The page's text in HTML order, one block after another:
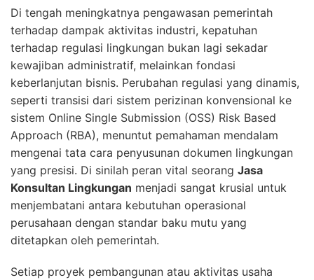
Di tengah meningkatnya pengawasan pemerintah
terhadap dampak aktivitas industri, kepatuhan
terhadap regulasi lingkungan bukan lagi sekadar
kewajiban administratif, melainkan fondasi
keberlanjutan bisnis. Perubahan regulasi yang dinamis,
seperti transisi dari sistem perizinan konvensional ke
sistem Online Single Submission (OSS) Risk Based
Approach (RBA), menuntut pemahaman mendalam
mengenai tata cara penyusunan dokumen lingkungan
yang presisi. Di sinilah peran vital seorang Jasa
Konsultan Lingkungan menjadi sangat krusial untuk
menjembatani antara kebutuhan operasional
perusahaan dengan standar baku mutu yang
ditetapkan oleh pemerintah.
Setiap proyek pembangunan atau aktivitas usaha